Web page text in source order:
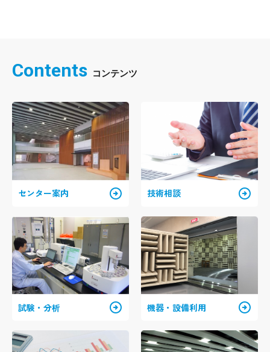
Contents
センター案内 arrow_circle_right 技術相談 arrow_circle_right
試験・分析 arrow_circle_right 機器・設備利用 arrow_circle_right